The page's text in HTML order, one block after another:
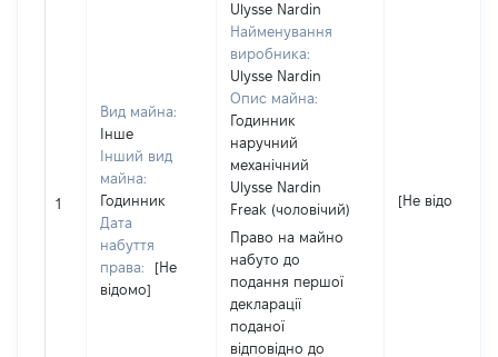
1
Вид майна:
Інше
Інший вид
майна:
Годинник
Дата
набуття
права:
[Не
відомо]
Ulysse Nardin
Найменування
виробника:
Ulysse Nardin
Опис майна:
Годинник
наручний
механічний
Ulysse Nardin
Freak (чоловічий)
Право на майно
набуто до
подання першої
декларації
поданої
відповідно до
[Не відомо]